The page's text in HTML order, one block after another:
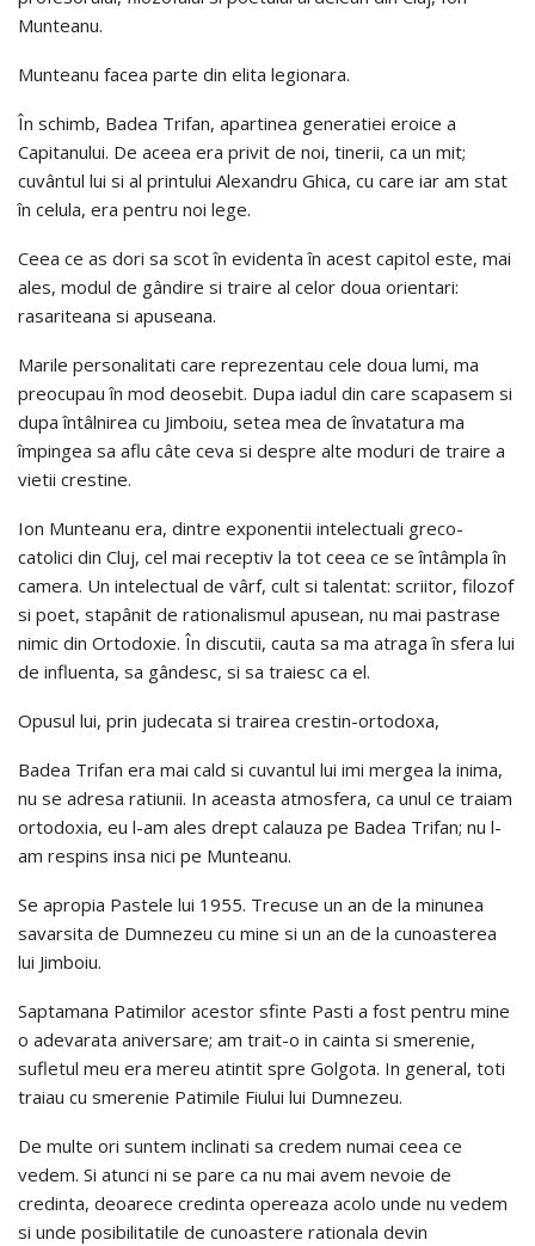
Munteanu.
Munteanu facea parte din elita legionara.
În schimb, Badea Trifan, apartinea generatiei eroice a
Capitanului. De aceea era privit de noi, tinerii, ca un mit;
cuvântul lui si al printului Alexandru Ghica, cu care iar am stat
în celula, era pentru noi lege.
Ceea ce as dori sa scot în evidenta în acest capitol este, mai
ales, modul de gândire si traire al celor doua orientari:
rasariteana si apuseana.
Marile personalitati care reprezentau cele doua lumi, ma
preocupau în mod deosebit. Dupa iadul din care scapasem si
dupa întâlnirea cu Jimboiu, setea mea de învatatura ma
împingea sa aflu câte ceva si despre alte moduri de traire a
vietii crestine.
Ion Munteanu era, dintre exponentii intelectuali greco-
catolici din Cluj, cel mai receptiv la tot ceea ce se întâmpla în
camera. Un intelectual de vârf, cult si talentat: scriitor, filozof
si poet, stapânit de rationalismul apusean, nu mai pastrase
nimic din Ortodoxie. În discutii, cauta sa ma atraga în sfera lui
de influenta, sa gândesc, si sa traiesc ca el.
Opusul lui, prin judecata si trairea crestin-ortodoxa,
Badea Trifan era mai cald si cuvantul lui imi mergea la inima,
nu se adresa ratiunii. In aceasta atmosfera, ca unul ce traiam
ortodoxia, eu l-am ales drept calauza pe Badea Trifan; nu l-
am respins insa nici pe Munteanu.
Se apropia Pastele lui 1955. Trecuse un an de la minunea
savarsita de Dumnezeu cu mine si un an de la cunoasterea
lui Jimboiu.
Saptamana Patimilor acestor sfinte Pasti a fost pentru mine
o adevarata aniversare; am trait-o in cainta si smerenie,
sufletul meu era mereu atintit spre Golgota. In general, toti
traiau cu smerenie Patimile Fiului lui Dumnezeu.
De multe ori suntem inclinati sa credem numai ceea ce
vedem. Si atunci ni se pare ca nu mai avem nevoie de
credinta, deoarece credinta opereaza acolo unde nu vedem
si unde posibilitatile de cunoastere rationala devin